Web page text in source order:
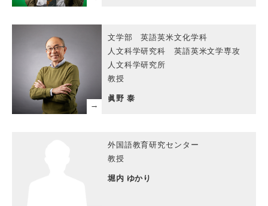
文学部 英語英米文化学科
人文科学研究科 英語英米文学専攻
人文科学研究所
教授
眞野 泰
外国語教育研究センター
教授
堀内 ゆかり